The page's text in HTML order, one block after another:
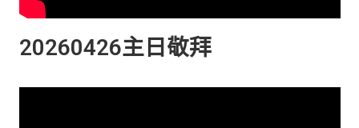
20260426主日敬拜